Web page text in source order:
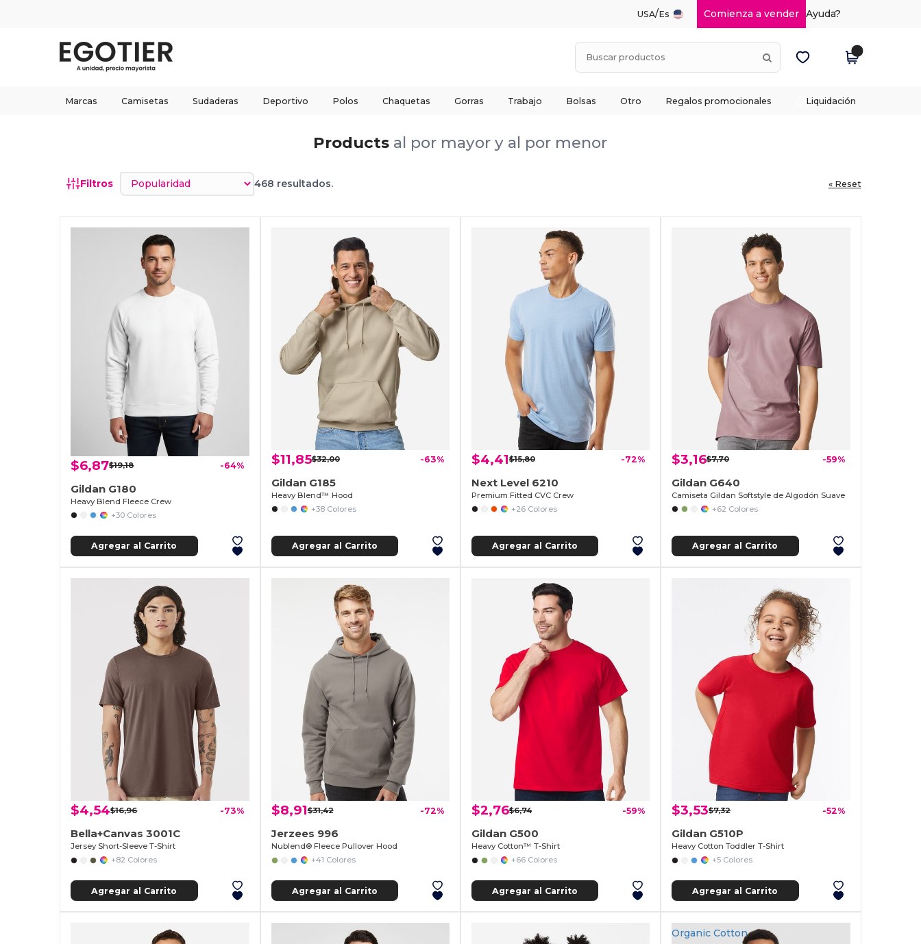
USA/Es Comienza a vender Ayuda?
Marcas Camisetas Sudaderas Deportivo Polos Chaquetas Gorras Trabajo Bolsas Otro Regalos promocionales Liquidación
Products al por mayor y al por menor
Filtros Ordenar por 468 resultados. « Reset
$6,87$19,18 -64%
Gildan G180
Heavy Blend Fleece Crew
+30 Colores
Agregar al Carrito
$11,85$32,00 -63%
Gildan G185
Heavy Blend™ Hood
+38 Colores
Agregar al Carrito
$4,41$15,80 -72%
Next Level 6210
Premium Fitted CVC Crew
+26 Colores
Agregar al Carrito
$3,16$7,70 -59%
Gildan G640
Camiseta Gildan Softstyle de Algodón Suave
+62 Colores
Agregar al Carrito
$4,54$16,96 -73%
Bella+Canvas 3001C
Jersey Short-Sleeve T-Shirt
+82 Colores
Agregar al Carrito
$8,91$31,42 -72%
Jerzees 996
Nublend® Fleece Pullover Hood
+41 Colores
Agregar al Carrito
$2,76$6,74 -59%
Gildan G500
Heavy Cotton™ T-Shirt
+66 Colores
Agregar al Carrito
$3,53$7,32 -52%
Gildan G510P
Heavy Cotton Toddler T-Shirt
+5 Colores
Agregar al Carrito
Organic Cotton